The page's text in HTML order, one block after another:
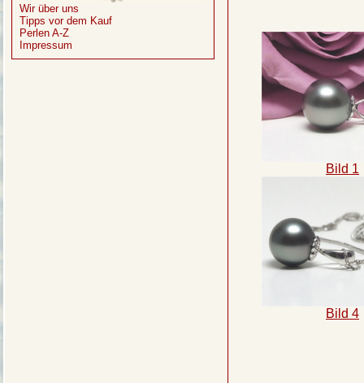
Wir über uns
Tipps vor dem Kauf
Perlen A-Z
Impressum
Bild 1
Bild 4